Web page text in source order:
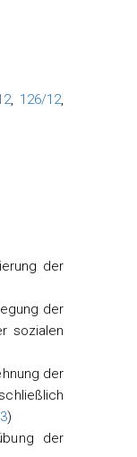
, 126/12,
der
der
sozialen
der
)
der